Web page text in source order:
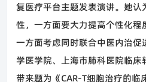
复医疗平台主题发表演讲。她
性，一方面要大力提高个性化程
一方面考虑同时联合中医内治
学医学院、上海市肺科医院临
带来题为《CAR-T细胞治疗的临